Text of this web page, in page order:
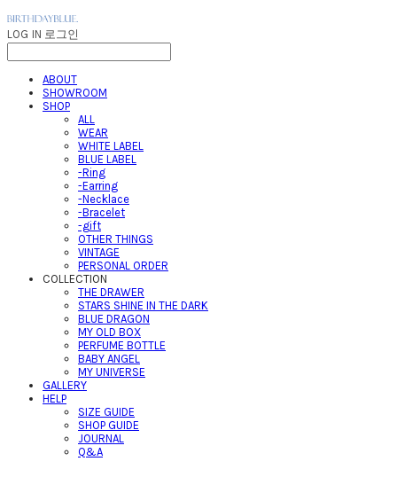
LOG IN 로그인
ABOUT
SHOWROOM
SHOP
ALL
WEAR
WHITE LABEL
BLUE LABEL
-Ring
-Earring
-Necklace
-Bracelet
-gift
OTHER THINGS
VINTAGE
PERSONAL ORDER
COLLECTION
THE DRAWER
STARS SHINE IN THE DARK
BLUE DRAGON
MY OLD BOX
PERFUME BOTTLE
BABY ANGEL
MY UNIVERSE
GALLERY
HELP
SIZE GUIDE
SHOP GUIDE
JOURNAL
Q&A